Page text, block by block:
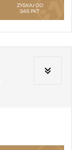
ZYSKAJ OD
345 PKT